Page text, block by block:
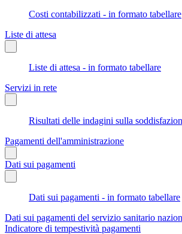
Costi contabilizzati - in formato tabellare
Liste di attesa
Liste di attesa - in formato tabellare
Servizi in rete
Risultati delle indagini sulla
Pagamenti dell'amministrazione
Dati sui pagamenti
Dati sui pagamenti - in formato tabellare
Dati sui pagamenti del servizio sanitario
Indicatore di tempestività pagamenti